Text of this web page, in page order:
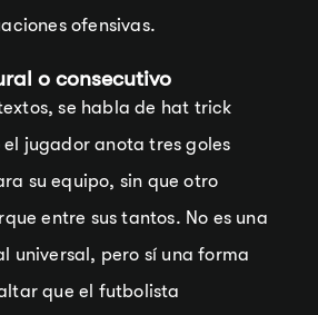
ofensivas.
o consecutivo
se habla de hat trick
jugador anota tres goles
su equipo, sin que otro
entre sus tantos. No es una
universal, pero sí una forma
que el futbolista